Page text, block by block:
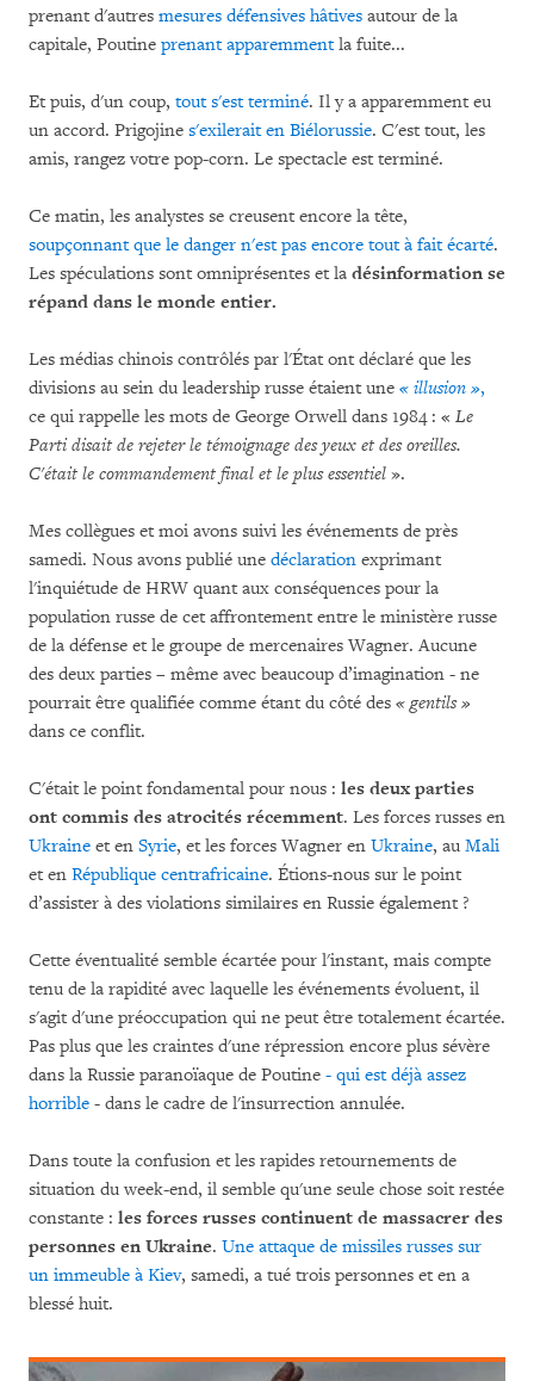
prenant d'autres mesures défensives hâtives autour de la
capitale, Poutine prenant apparemmentla fuite...
Et puis, d'un coup, tout s'est terminé. Il y a apparemment eu
un accord. Prigojine s'exilerait en Biélorussie. C'est tout, les
amis, rangez votre pop-corn. Le spectacle est terminé.
Ce matin, les analystes se creusent encore la tête,
soupçonnant que le danger n'est pas encore tout à fait écarté.
Les spéculations sont omniprésentes et la désinformation se
répand dans le monde entier.
Les médias chinois contrôlés par l'État ont déclaré que les
divisions au sein du leadership russe étaient une « illusion »,
ce qui rappelle les mots de George Orwell dans 1984 : « Le
Parti disait de rejeter le témoignage des yeux et des oreilles.
C'était le commandement final et le plus essentiel ».
Mes collègues et moi avons suivi les événements de près
samedi. Nous avons publié une déclaration exprimant
l'inquiétude de HRW quant aux conséquences pour la
population russe de cet affrontement entre le ministère russe
de la défense et le groupe de mercenaires Wagner. Aucune
des deux parties – même avec beaucoup d’imagination - ne
pourrait être qualifiée comme étant du côté des « gentils »
dans ce conflit.
C'était le point fondamental pour nous : les deux parties
ont commis des atrocités récemment. Les forces russes en
Ukraine et en Syrie, et les forces Wagner en Ukraine, au Mali
et en République centrafricaine. Étions-nous sur le point
d’assister à des violations similaires en Russie également ?
Cette éventualité semble écartée pour l'instant, mais compte
tenu de la rapidité avec laquelle les événements évoluent, il
s'agit d'une préoccupation qui ne peut être totalement écartée.
Pas plus que les craintes d'une répression encore plus sévère
dans la Russie paranoïaque de Poutine - qui est déjà assez
horrible - dans le cadre de l'insurrection annulée.
Dans toute la confusion et les rapides retournements de
situation du week-end, il semble qu'une seule chose soit restée
constante : les forces russes continuent de massacrer des
personnes en Ukraine. Une attaque de missiles russes sur
un immeuble à Kiev, samedi, a tué trois personnes et en a
blessé huit.